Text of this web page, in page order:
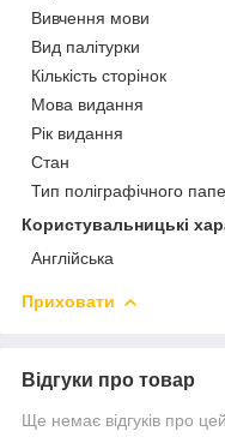
Вивчення мови
Вид палітурки
Кількість сторінок
Мова видання
Рік видання
Стан
Тип поліграфічного
Користувальницькі
Англійська
Приховати
Відгуки про товар
Ще немає відгуків про